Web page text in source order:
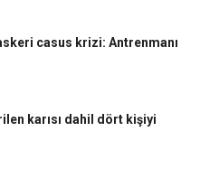
casus krizi: Antrenmanı
karısı dahil dört kişiyi